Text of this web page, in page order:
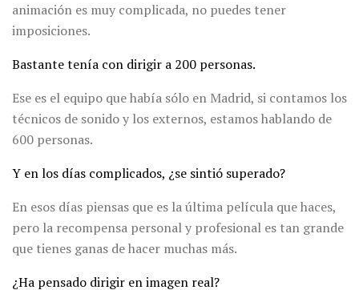
animación es muy complicada, no puedes tener
imposiciones.
Bastante tenía con dirigir a 200 personas.
Ese es el equipo que había sólo en Madrid, si contamos los
técnicos de sonido y los externos, estamos hablando de
600 personas.
Y en los días complicados, ¿se sintió superado?
En esos días piensas que es la última película que haces,
pero la recompensa personal y profesional es tan grande
que tienes ganas de hacer muchas más.
¿Ha pensado dirigir en imagen real?